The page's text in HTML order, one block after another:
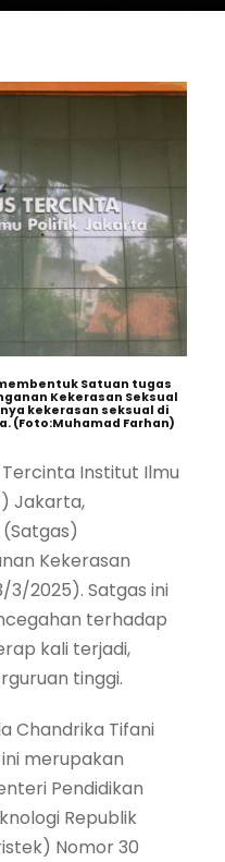
Satuan tugas
Kekerasan Seksual
kekerasan seksual di
(Foto:Muhamad Farhan)
Institut Ilmu
Jakarta,
Kekerasan
3/2025). Satgas ini
terhadap
kali terjadi,
tinggi.
Chandrika Tifani
ini merupakan
Pendidikan
Republik
Nomor 30